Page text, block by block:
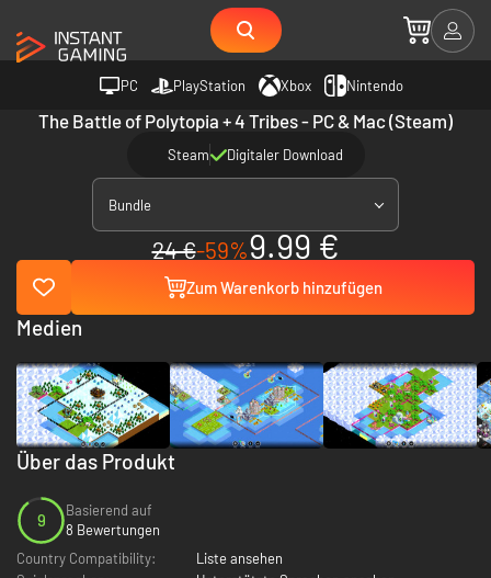
PC PlayStation Xbox Nintendo
The Battle of Polytopia + 4 Tribes - PC & Mac (Steam)
Steam Digitaler Download
Bundle
24 €-59%9.99 €
Zum Warenkorb hinzufügen
Über das Produkt
9
Basierend auf
8 Bewertungen
Country Compatibility:
Liste ansehen
Medien